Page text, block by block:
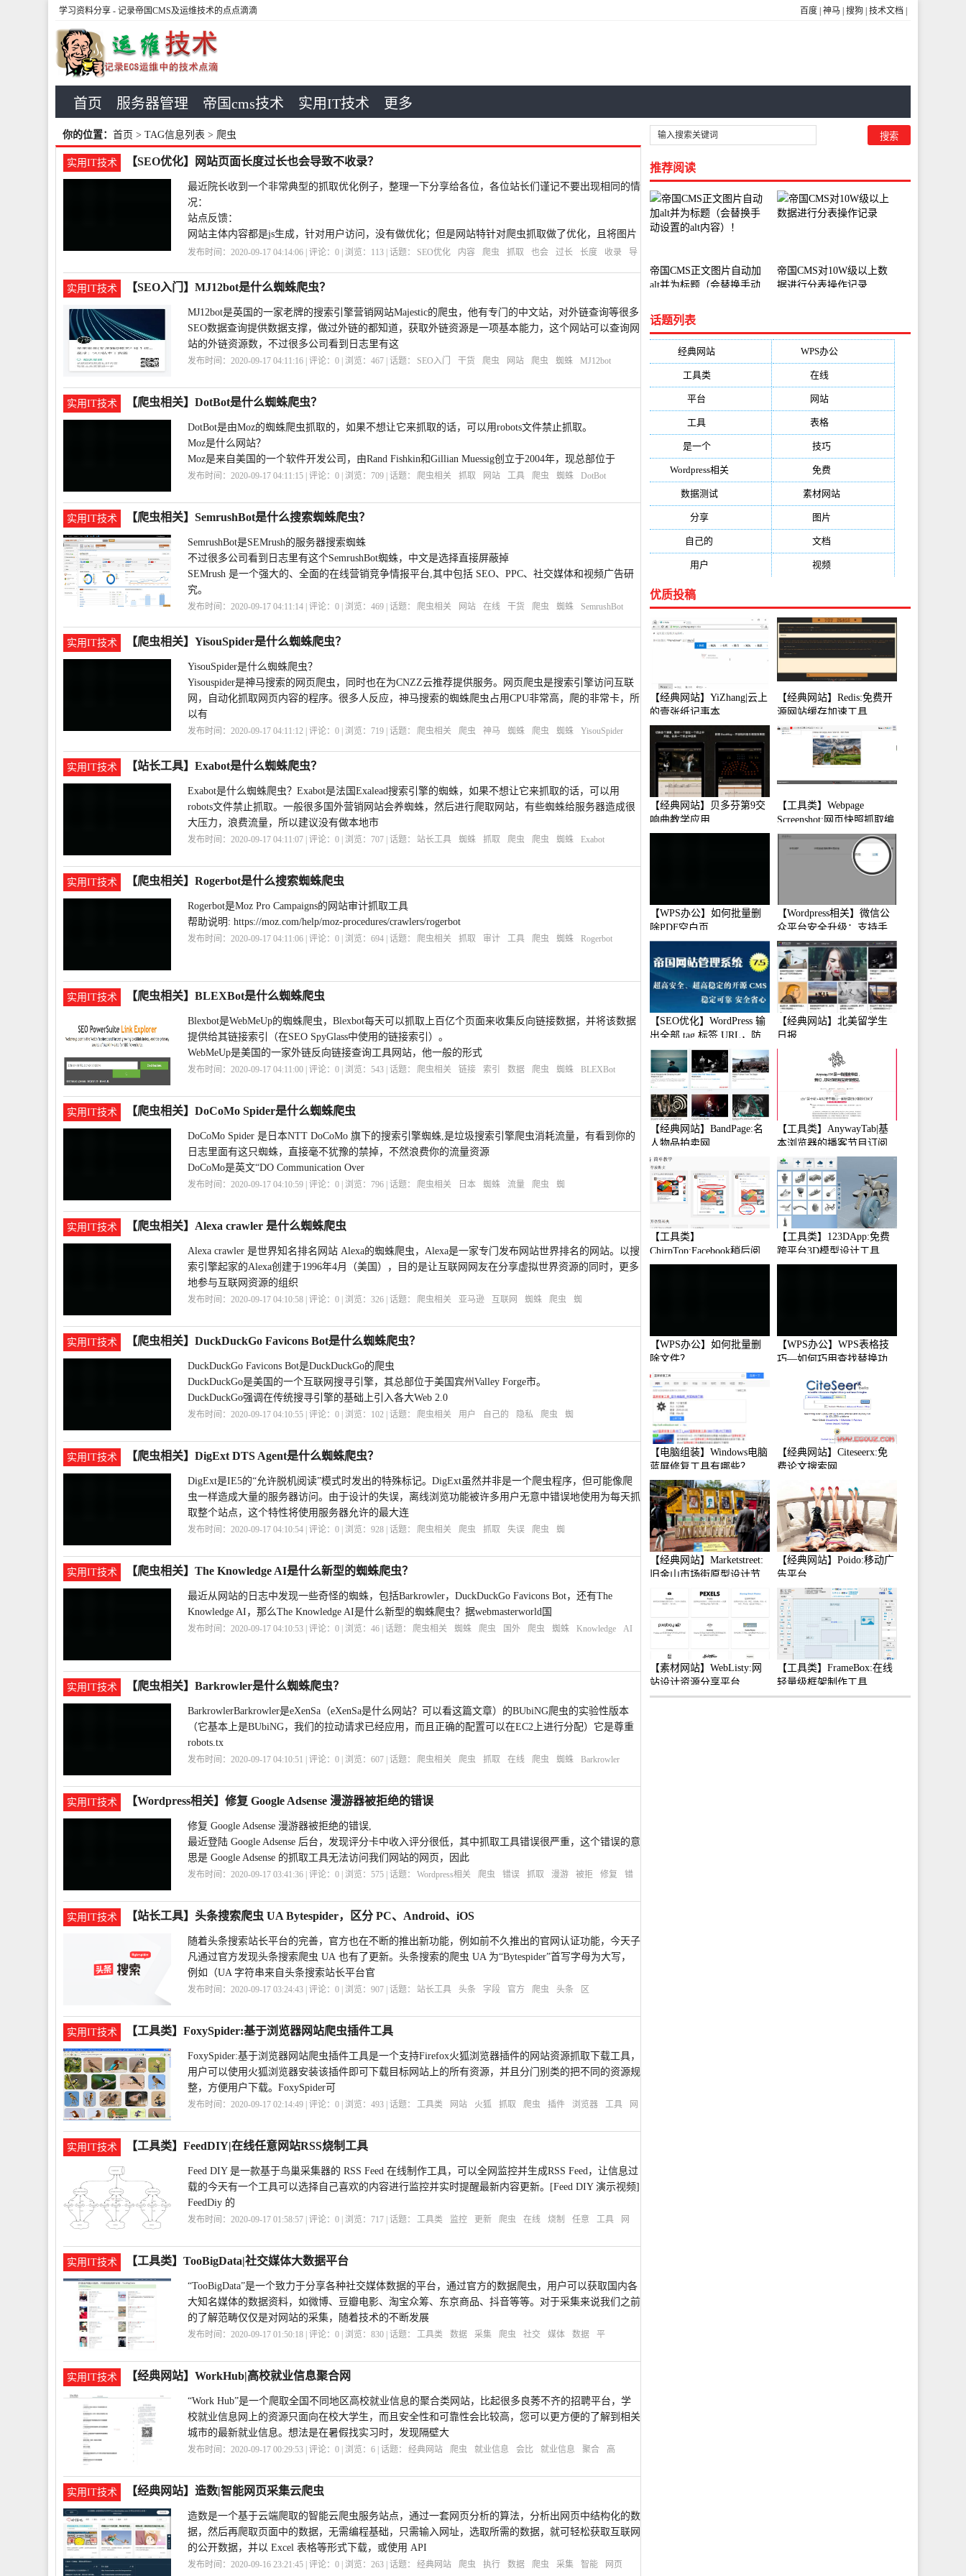
百度 神马 搜狗 技术文档
学习资料分享 - 记录帝国CMS及运维技术的点点滴滴
首页 服务器管理 帝国cms技术 实用IT技术 更多
你的位置： 首页 > TAG信息列表 > 爬虫
实用IT技术 【SEO优化】网站页面长度过长也会导致不收录？
最近院长收到一个非常典型的抓取优化例子，整理一下分享给各位，各位站长们谨记不要出现相同的情
况：
站点反馈：
网站主体内容都是js生成，针对用户访问，没有做优化；但是网站特针对爬虫抓取做了优化，且将图片
也直接做了base64转化；然而优化后发
发布时间：2020-09-17 04:14:06 | 评论：0 | 浏览： 113 | 话题： SEO优化 内容 爬虫 抓取 也会 过长 长度 收录
导
致
实用IT技术 【SEO入门】MJ12bot是什么蜘蛛爬虫？
MJ12bot是英国的一家老牌的搜索引擎营销网站Majestic的爬虫，他有专门的中文站，对外链查询等很多
SEO数据查询提供数据支撑，做过外链的都知道，获取外链资源是一项基本能力，这个网站可以查询网
站的外链资源数，不过很多公司看到日志里有这
发布时间：2020-09-17 04:11:16 | 评论：0 | 浏览：467 | 话题： SEO入门 干货 爬虫 网站 爬虫 蜘蛛 MJ12bot
实用IT技术 【爬虫相关】DotBot是什么蜘蛛爬虫？
DotBot是由Moz的蜘蛛爬虫抓取的，如果不想让它来抓取的话，可以用robots文件禁止抓取。
Moz是什么网站？
Moz是来自美国的一个软件开发公司，由Rand Fishkin和Gillian Muessig创立于2004年，现总部位于
发布时间：2020-09-17 04:11:15 | 评论：0 | 浏览： 709 | 话题： 爬虫相关 抓取 网站 工具 爬虫 蜘蛛 DotBot
实用IT技术 【爬虫相关】SemrushBot是什么搜索蜘蛛爬虫？
SemrushBot是SEMrush的服务器搜索蜘蛛
不过很多公司看到日志里有这个SemrushBot蜘蛛，中文是选择直接屏蔽掉
SEMrush 是一个强大的、全面的在线营销竞争情报平台,其中包括 SEO、PPC、社交媒体和视频广告研
究。
发布时间：2020-09-17 04:11:14 | 评论：0 | 浏览：469 | 话题： 爬虫相关 网站 在线 干货 爬虫 蜘蛛 SemrushBot
实用IT技术 【爬虫相关】YisouSpider是什么蜘蛛爬虫？
YisouSpider是什么蜘蛛爬虫？
Yisouspider是神马搜索的网页爬虫，同时也在为CNZZ云推荐提供服务。网页爬虫是搜索引擎访问互联
网，自动化抓取网页内容的程序。很多人反应，神马搜索的蜘蛛爬虫占用CPU非常高，爬的非常卡，所
以有
发布时间：2020-09-17 04:11:12 | 评论：0 | 浏览： 719 | 话题： 爬虫相关 爬虫 神马 蜘蛛 爬虫 蜘蛛 YisouSpider
实用IT技术 【站长工具】Exabot是什么蜘蛛爬虫？
Exabot是什么蜘蛛爬虫？Exabot是法国Exalead搜索引擎的蜘蛛，如果不想让它来抓取的话，可以用
robots文件禁止抓取。一般很多国外营销网站会养蜘蛛，然后进行爬取网站，有些蜘蛛给服务器造成很
大压力，浪费流量，所以建议没有做本地市
发布时间：2020-09-17 04:11:07 | 评论：0 | 浏览： 707 | 话题： 站长工具 蜘蛛 抓取 爬虫 爬虫 蜘蛛 Exabot
实用IT技术 【爬虫相关】Rogerbot是什么搜索蜘蛛爬虫
Rogerbot是Moz Pro Campaigns的网站审计抓取工具
帮助说明: https://moz.com/help/moz-procedures/crawlers/rogerbot
发布时间：2020-09-17 04:11:06 | 评论：0 | 浏览：694 | 话题： 爬虫相关 抓取 审计 工具 爬虫 蜘蛛 Rogerbot
实用IT技术 【爬虫相关】BLEXBot是什么蜘蛛爬虫
Blexbot是WebMeUp的蜘蛛爬虫，Blexbot每天可以抓取上百亿个页面来收集反向链接数据，并将该数据
提供给其链接索引（在SEO SpyGlass中使用的链接索引）。
WebMeUp是美国的一家外链反向链接查询工具网站，他一般的形式
发布时间：2020-09-17 04:11:00 | 评论：0 | 浏览：543 | 话题： 爬虫相关 链接 索引 数据 爬虫 蜘蛛 BLEXBot
实用IT技术 【爬虫相关】DoCoMo Spider是什么蜘蛛爬虫
DoCoMo Spider 是日本NTT DoCoMo 旗下的搜索引擎蜘蛛,是垃圾搜索引擎爬虫消耗流量，有看到你的
日志里面有这只蜘蛛，直接毫不犹豫的禁掉，不然浪费你的流量资源
DoCoMo是英文“DO Communication Over
发布时间：2020-09-17 04:10:59 | 评论：0 | 浏览： 796 | 话题： 爬虫相关 日本 蜘蛛 流量 爬虫
蜘
实用IT技术 【爬虫相关】Alexa crawler 是什么蜘蛛爬虫
Alexa crawler 是世界知名排名网站 Alexa的蜘蛛爬虫，Alexa是一家专门发布网站世界排名的网站。以搜
索引擎起家的Alexa创建于1996年4月（美国），目的是让互联网网友在分享虚拟世界资源的同时，更多
地参与互联网资源的组织
发布时间：2020-09-17 04:10:58 | 评论：0 | 浏览：326 | 话题： 爬虫相关 亚马逊 互联网 蜘蛛 爬虫
蜘
实用IT技术 【爬虫相关】DuckDuckGo Favicons Bot是什么蜘蛛爬虫？
DuckDuckGo Favicons Bot是DuckDuckGo的爬虫
DuckDuckGo是美国的一个互联网搜寻引擎，其总部位于美国宾州Valley Forge市。
DuckDuckGo强调在传统搜寻引擎的基础上引入各大Web 2.0
发布时间：2020-09-17 04:10:55 | 评论：0 | 浏览： 102 | 话题： 爬虫相关 用户 自己的 隐私 爬虫
蜘
实用IT技术 【爬虫相关】DigExt DTS Agent是什么蜘蛛爬虫？
DigExt是IE5的“允许脱机阅读”模式时发出的特殊标记。DigExt虽然并非是一个爬虫程序，但可能像爬
虫一样造成大量的服务器访问。由于设计的失误，离线浏览功能被许多用户无意中错误地使用为每天抓
取整个站点，这个特性将使用服务器允许的最大连
发布时间：2020-09-17 04:10:54 | 评论：0 | 浏览：928 | 话题： 爬虫相关 爬虫 抓取 失误 爬虫
蜘
实用IT技术 【爬虫相关】The Knowledge AI是什么新型的蜘蛛爬虫？
最近从网站的日志中发现一些奇怪的蜘蛛，包括Barkrowler，DuckDuckGo Favicons Bot，还有The
Knowledge AI，那么The Knowledge AI是什么新型的蜘蛛爬虫？据webmasterworld国
发布时间：2020-09-17 04:10:53 | 评论：0 | 浏览：46 | 话题： 爬虫相关 蜘蛛 爬虫 国外 爬虫 蜘蛛 Knowledge AI
实用IT技术 【爬虫相关】Barkrowler是什么蜘蛛爬虫？
BarkrowlerBarkrowler是eXenSa（eXenSa是什么网站？可以看这篇文章）的BUbiNG爬虫的实验性版本
（它基本上是BUbiNG，我们的拉动请求已经应用，而且正确的配置可以在EC2上进行分配）它是尊重
robots.tx
发布时间：2020-09-17 04:10:51 | 评论：0 | 浏览：607 | 话题： 爬虫相关 爬虫 抓取 在线 爬虫 蜘蛛 Barkrowler
实用IT技术 【Wordpress相关】修复 Google Adsense 漫游器被拒绝的错误
修复 Google Adsense 漫游器被拒绝的错误,
最近登陆 Google Adsense 后台，发现评分卡中收入评分很低，其中抓取工具错误很严重，这个错误的意
思是 Google Adsense 的抓取工具无法访问我们网站的网页，因此
发布时间：2020-09-17 03:41:36 | 评论：0 | 浏览：575 | 话题： Wordpress相关 爬虫 错误 抓取 漫游 被拒 修复
错
实用IT技术 【站长工具】头条搜索爬虫 UA Bytespider，区分 PC、Android、iOS
随着头条搜索站长平台的完善，官方也在不断的推出新功能，例如前不久推出的官网认证功能，今天子
凡通过官方发现头条搜索爬虫 UA 也有了更新。头条搜索的爬虫 UA 为“Bytespider”首写字母为大写，
例如（UA 字符串来自头条搜索站长平台官
发布时间：2020-09-17 03:24:43 | 评论：0 | 浏览：907 | 话题： 站长工具 头条 字段 官方 爬虫 头条
区
实用IT技术 【工具类】FoxySpider:基于浏览器网站爬虫插件工具
FoxySpider:基于浏览器网站爬虫插件工具是一个支持Firefox火狐浏览器插件的网站资源抓取下载工具，
用户可以使用火狐浏览器安装该插件即可下载目标网站上的所有资源，并且分门别类的把不同的资源规
整，方便用户下载。FoxySpider可
发布时间：2020-09-17 02:14:49 | 评论：0 | 浏览：493 | 话题： 工具类 网站 火狐 抓取 爬虫 插件 浏览器 工具
网
实用IT技术 【工具类】FeedDIY|在线任意网站RSS烧制工具
Feed DIY 是一款基于鸟巢采集器的 RSS Feed 在线制作工具，可以全网监控并生成RSS Feed，让信息过
载的今天有一个工具可以选择自己喜欢的内容进行监控并实时提醒最新内容更新。[Feed DIY 演示视频]
FeedDiy 的
发布时间：2020-09-17 01:58:57 | 评论：0 | 浏览： 717 | 话题： 工具类 监控 更新 爬虫 在线 烧制 任意 工具
网
实用IT技术 【工具类】TooBigData|社交媒体大数据平台
“TooBigData”是一个致力于分享各种社交媒体数据的平台，通过官方的数据爬虫，用户可以获取国内各
大知名媒体的数据资料，如微博、豆瓣电影、淘宝众筹、东京商品、抖音等等。对于采集来说我们之前
的了解范畴仅仅是对网站的采集，随着技术的不断发展
发布时间：2020-09-17 01:50:18 | 评论：0 | 浏览：830 | 话题： 工具类 数据 采集 爬虫 社交 媒体 数据
平
实用IT技术 【经典网站】WorkHub|高校就业信息聚合网
“Work Hub”是一个爬取全国不同地区高校就业信息的聚合类网站，比起很多良莠不齐的招聘平台，学
校就业信息网上的资源只面向在校大学生，而且安全性和可靠性会比较高，您可以更方便的了解到相关
城市的最新就业信息。想法是在暑假找实习时，发现隔壁大
发布时间：2020-09-17 00:29:53 | 评论：0 | 浏览：6 | 话题： 经典网站 爬虫 就业信息 会比 就业信息 聚合
高
实用IT技术 【经典网站】造数|智能网页采集云爬虫
造数是一个基于云端爬取的智能云爬虫服务站点，通过一套网页分析的算法，分析出网页中结构化的数
据，然后再爬取页面中的数据，无需编程基础，只需输入网址，选取所需的数据，就可轻松获取互联网
的公开数据，并以 Excel 表格等形式下载，或使用 API
发布时间：2020-09-16 23:21:45 | 评论：0 | 浏览：263 | 话题： 经典网站 爬虫 执行 数据 爬虫 采集 智能 网页
推荐阅读
帝国CMS正文图片自动加
alt并为标题（会替换手动
帝国CMS对10W级以上数
据进行分表操作记录
话题列表
经典网站 WPS办公(2513)
工具类(1994) 在线(1987)
平台 网站(1170)
工具 表格(1052)
是一个(1026) 技巧
Wordpress相关(851) 免费
数据测试(788) 素材网站
分享(676) 图片
自己的 文档
用户 视频
优质投稿
【经典网站】YiZhang|云上
的壹张纸记事本
【经典网站】Redis:免费开
源网站缓存加速工具
【经典网站】贝多芬第9交
响曲教学应用
【工具类】Webpage
Screenshot:网页快照抓取编
辑工具
【WPS办公】如何批量删
除PDF空白页
【Wordpress相关】微信公
众平台安全升级：支持手
机保护
【SEO优化】WordPress 输
出全部 tag 标签 URL，防
止中文转码
【经典网站】北美留学生
日报
【经典网站】BandPage:名
人物品拍卖网
【工具类】AnywayTab|基
本浏览器的播客节目订阅
【工具类】
ChirpTop:Facebook稍后阅
读工具
【工具类】123DApp:免费
跨平台3D模型设计工具
【WPS办公】如何批量删
除文件？
【WPS办公】WPS表格技
巧—如何巧用查找替换功
【电脑组装】Windows电脑
蓝屏修复工具有哪些？
【经典网站】Citeseerx:免
费论文搜索网
【经典网站】Marketstreet:
旧金山市场街原型设计节
【经典网站】Poido:移动广
告平台
【素材网站】WebListy:网
站设计资源分享平台
【工具类】FrameBox:在线
轻量级框架制作工具